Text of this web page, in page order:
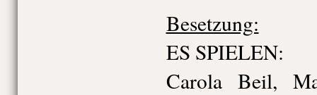
Besetzung:
ES SPIELEN:
Carola Beil,